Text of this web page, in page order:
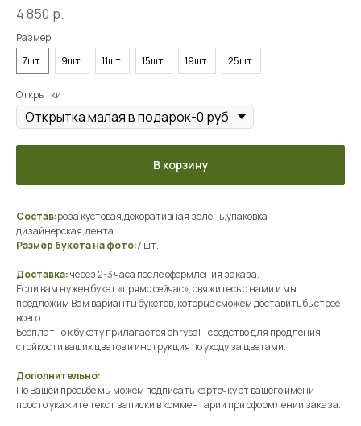
4 850 р.
Размер
7шт.
9шт. 11шт. 15шт. 19шт. 25шт.
Открытки
В корзину
Состав:роза кустовая,декоративная зелень,упаковка
дизайнерская,лента
Размер букета на фото:7 шт.
Доставка:через 2-3 часа после оформления заказа.
Если вам нужен букет «прямо сейчас», свяжитесь с нами и мы
предложим Вам варианты букетов, которые сможем доставить быстрее
всего.
Бесплатно к букету прилагается chrysal - средство для продления
стойкости ваших цветов и инструкция по уходу за цветами.
Дополнительно:
По Вашей просьбе мы можем подписать карточку от вашего имени ,
просто укажите текст записки в комментарии при оформлении заказа.